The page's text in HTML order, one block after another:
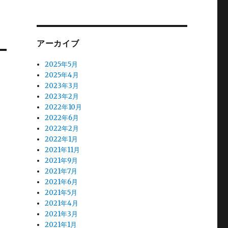
アーカイブ
2025年5月
2025年4月
2023年3月
2023年2月
2022年10月
2022年6月
2022年2月
2022年1月
2021年11月
2021年9月
2021年7月
2021年6月
2021年5月
2021年4月
2021年3月
2021年1月